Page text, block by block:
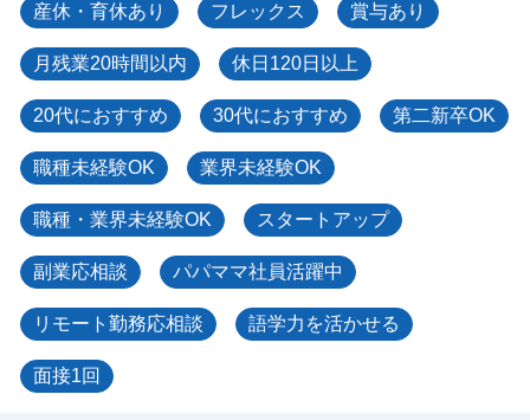
産休・育休あり フレックス 賞与あり
月残業20時間以内 休日120日以上
20代におすすめ 30代におすすめ 第二新卒OK
職種未経験OK 業界未経験OK
職種・業界未経験OK スタートアップ
副業応相談 パパママ社員活躍中
リモート勤務応相談 語学力を活かせる
面接1回